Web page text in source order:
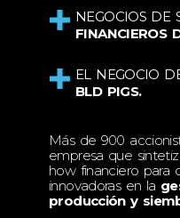
NEGOCIOS DE
FINANCIEROS
EL NEGOCIO
BLD PIGS.
Más de 900
empresa que
how financiero para
innovadoras en la
producción y